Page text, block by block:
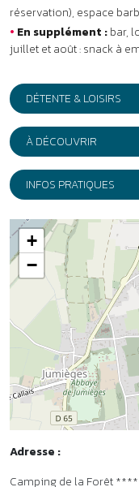
+
−
Adresse :
Camping de la Forêt ****
582 Rue Mainberte
Jumièges
Itinéraire
Accès en train et en
• Gare de Rouen à 28
•Transport en bus de
Centre. Plus d’infos sur